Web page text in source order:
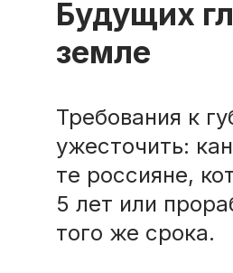
Будущих
земле
Требования к
ужесточить:
те россияне,
5 лет или
того же срока.